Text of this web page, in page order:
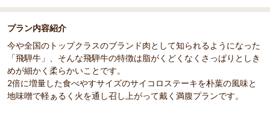
プラン内容紹介
今や全国のトップクラスのブランド肉として知られるようになった
「飛騨牛」、そんな飛騨牛の特徴は脂がくどくなくさっぱりとしき
めが細かく柔らかいことです。
2倍に増量した食べやすサイズのサイコロステーキを朴葉の風味と
地味噌で軽ぁるく火を通し召し上がって戴く満腹プランです。